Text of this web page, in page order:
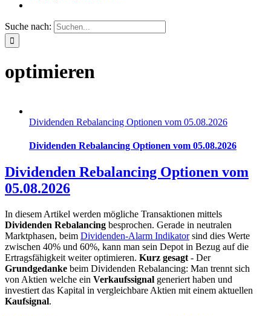
Suche nach:
optimieren
Dividenden Rebalancing Optionen vom 05.08.2026
Dividenden Rebalancing Optionen vom 05.08.2026
Dividenden Rebalancing Optionen vom
05.08.2026
In diesem Artikel werden mögliche Transaktionen mittels
Dividenden Rebalancing besprochen. Gerade in neutralen
Marktphasen, beim Dividenden-Alarm Indikatorsind dies Werte
zwischen 40% und 60%, kann man sein Depot in Bezug auf die
Ertragsfähigkeit weiter optimieren. Kurz gesagt - Der
Grundgedanke beim Dividenden Rebalancing: Man trennt sich
von Aktien welche ein Verkaufssignal generiert haben und
investiert das Kapital in vergleichbare Aktien mit einem aktuellen
Kaufsignal.